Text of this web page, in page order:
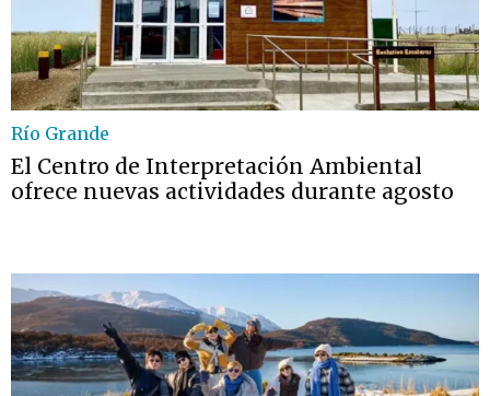
Río Grande
El Centro de Interpretación Ambiental
ofrece nuevas actividades durante agosto